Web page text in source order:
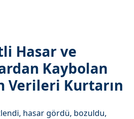
Hasar ve
Kaybolan
Verileri Kurtarın
hasar gördü, bozuldu,